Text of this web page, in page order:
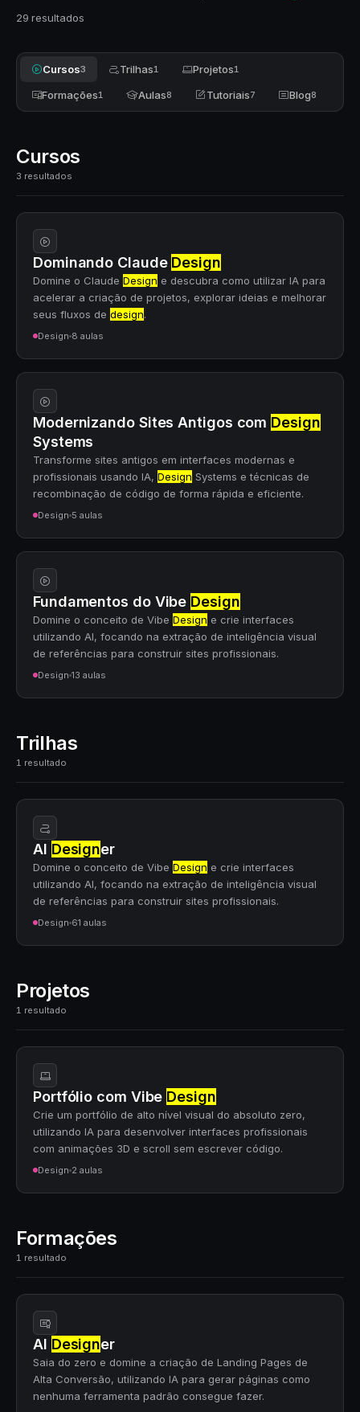
29 resultados
Cursos3 Trilhas1 Projetos1
Formações1 Aulas8 Tutoriais7 Blog8
Cursos
3 resultados
Dominando Claude Design
Domine o Claude Design e descubra como utilizar IA para
acelerar a criação de projetos, explorar ideias e melhorar
seus fluxos de design.
Design 8 aulas
Modernizando Sites Antigos com Design
Systems
Transforme sites antigos em interfaces modernas e
profissionais usando IA, Design Systems e técnicas de
recombinação de código de forma rápida e eficiente.
Design 5 aulas
Fundamentos do Vibe Design
Domine o conceito de Vibe Design e crie interfaces
utilizando AI, focando na extração de inteligência visual
de referências para construir sites profissionais.
Design 13 aulas
Trilhas
1 resultado
AI Designer
Domine o conceito de Vibe Design e crie interfaces
utilizando AI, focando na extração de inteligência visual
de referências para construir sites profissionais.
Design 61 aulas
Projetos
1 resultado
Portfólio com Vibe Design
Crie um portfólio de alto nível visual do absoluto zero,
utilizando IA para desenvolver interfaces profissionais
com animações 3D e scroll sem escrever código.
Design 2 aulas
Formações
1 resultado
AI Designer
Saia do zero e domine a criação de Landing Pages de
Alta Conversão, utilizando IA para gerar páginas como
nenhuma ferramenta padrão consegue fazer.